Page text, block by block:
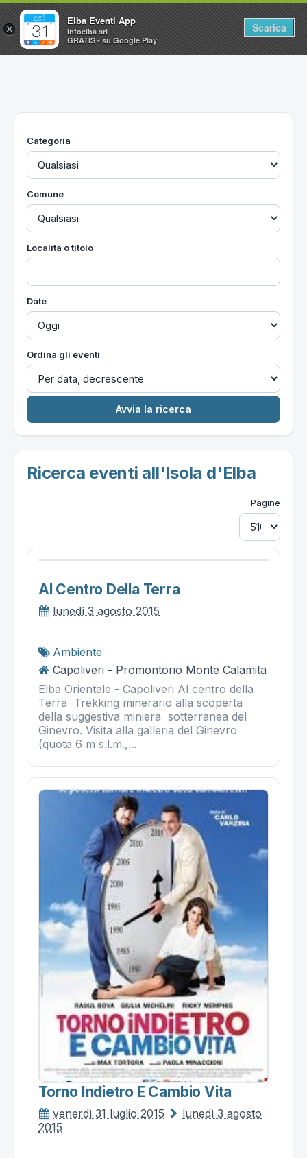
Home
Utilità
Categoria
Comune
Località o titolo
Date
Ordina gli eventi
Ricerca eventi all'Isola d'Elba
Pagine
Al Centro Della Terra
lunedì 3 agosto 2015
Ambiente
Capoliveri - Promontorio Monte Calamita
Elba Orientale - Capoliveri Al centro della
Terra Trekking minerario alla scoperta
della suggestiva miniera sotterranea del
Ginevro. Visita alla galleria del Ginevro
(quota 6 m s.l.m.,...
Torno Indietro E Cambio Vita
venerdì 31 luglio 2015
lunedì 3 agosto
2015
×
Elba Eventi App
Infoelba srl
GRATIS - su Google Play
Scarica